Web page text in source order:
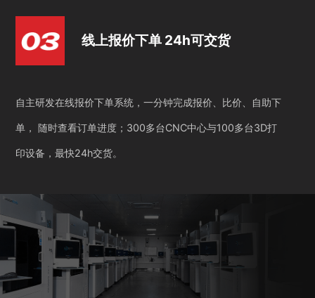
线上报价下单 24h可交货
自主研发在线报价下单系统，一分钟完成报价、比价、自助下
单， 随时查看订单进度；300多台CNC中心与100多台3D打
印设备，最快24h交货。